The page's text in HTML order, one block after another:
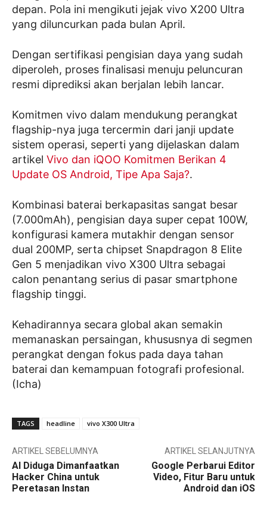
depan. Pola ini mengikuti jejak vivo X200 Ultra
yang diluncurkan pada bulan April.
Dengan sertifikasi pengisian daya yang sudah
diperoleh, proses finalisasi menuju peluncuran
resmi diprediksi akan berjalan lebih lancar.
Komitmen vivo dalam mendukung perangkat
flagship-nya juga tercermin dari janji update
sistem operasi, seperti yang dijelaskan dalam
artikel Vivo dan iQOO Komitmen Berikan 4
Update OS Android, Tipe Apa Saja?.
Kombinasi baterai berkapasitas sangat besar
(7.000mAh), pengisian daya super cepat 100W,
konfigurasi kamera mutakhir dengan sensor
dual 200MP, serta chipset Snapdragon 8 Elite
Gen 5 menjadikan vivo X300 Ultra sebagai
calon penantang serius di pasar smartphone
flagship tinggi.
Kehadirannya secara global akan semakin
memanaskan persaingan, khususnya di segmen
perangkat dengan fokus pada daya tahan
baterai dan kemampuan fotografi profesional.
(Icha)
TAGS headline vivo X300 Ultra
ARTIKEL SEBELUMNYA
AI Diduga Dimanfaatkan
Hacker China untuk
Peretasan Instan
ARTIKEL SELANJUTNYA
Google Perbarui Editor
Video, Fitur Baru untuk
Android dan iOS